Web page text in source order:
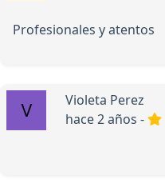
Profesionales y atentos
Violeta Perez
hace 2 años -